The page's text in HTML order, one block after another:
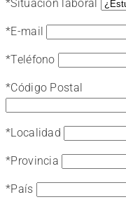
*Situación laboral
*E-mail
*Teléfono
*Código Postal
*Localidad
*Provincia
*País